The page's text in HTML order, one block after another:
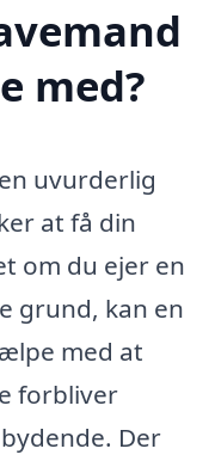
med?
uvurderlig
at få din
om du ejer en
grund, kan en
med at
forbliver
Der